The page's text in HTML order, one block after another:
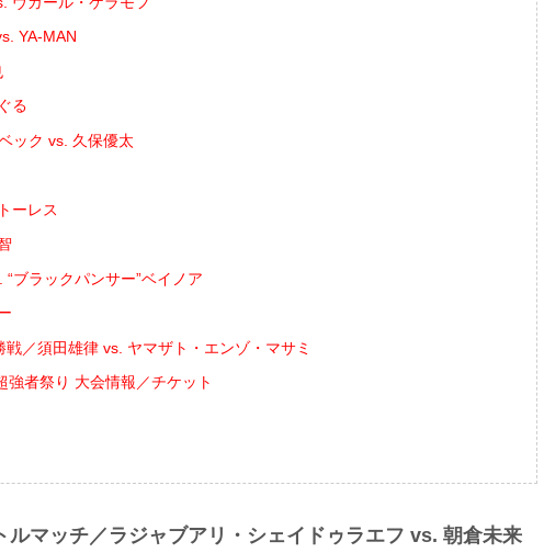
YA-MAN
る
ック vs. 久保優太
ーレス
ブラックパンサー”ベイノア
／須田雄律 vs. ヤマザト・エンゾ・マサミ
者祭り 大会情報／チケット
ルマッチ／ラジャブアリ・シェイドゥラエフ vs. 朝倉未来